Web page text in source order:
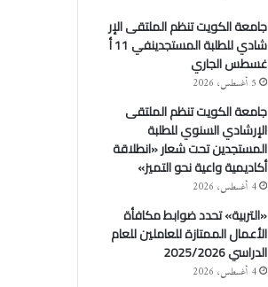
جامعة الكويت تنظم الملتقى الإر
شادي للطلبة المستجدينفي 11 أ
غسطس الجاري
5 أغسطس، 2026
جامعة الكويت تنظم الملتقى
الإرشادي السنوي للطلبة
المستجدين تحت شعار «انطلاقة
أكاديمية واعية نحو التميز»
4 أغسطس، 2026
«التربية» تحدد ضوابط مكافأة
الأعمال الممتازة للعاملين للعام
الدراسي 2025/2026
4 أغسطس، 2026